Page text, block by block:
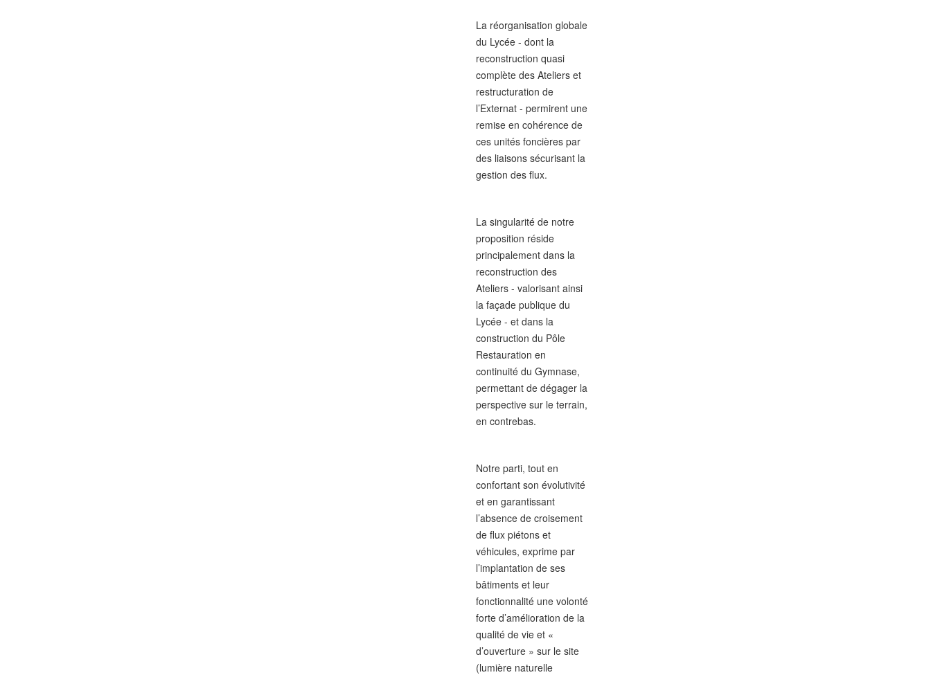
La réorganisation globale
du Lycée - dont la
reconstruction quasi
complète des Ateliers et
restructuration de
l’Externat - permirent une
remise en cohérence de
ces unités foncières par
des liaisons sécurisant la
gestion des flux.
La singularité de notre
proposition réside
principalement dans la
reconstruction des
Ateliers - valorisant ainsi
la façade publique du
Lycée - et dans la
construction du Pôle
Restauration en
continuité du Gymnase,
permettant de dégager la
perspective sur le terrain,
en contrebas.
Notre parti, tout en
confortant son évolutivité
et en garantissant
l’absence de croisement
de flux piétons et
véhicules, exprime par
l’implantation de ses
bâtiments et leur
fonctionnalité une volonté
forte d’amélioration de la
qualité de vie et «
d’ouverture » sur le site
(lumière naturelle